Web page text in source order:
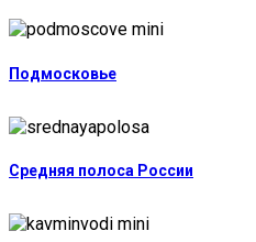
Подмосковье
Средняя полоса России